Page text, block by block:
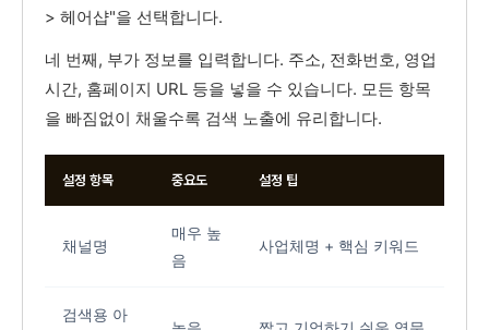
> 헤어샵"을 선택합니다.
네 번째, 부가 정보를 입력합니다. 주소, 전화번호, 영업
시간, 홈페이지 URL 등을 넣을 수 있습니다. 모든 항목
을 빠짐없이 채울수록 검색 노출에 유리합니다.
설정 항목 중요도 설정 팁
채널명
매우 높
음
사업체명 + 핵심 키워드
검색용 아